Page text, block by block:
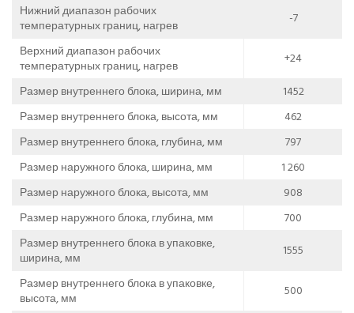
Нижний диапазон рабочих
температурных границ, нагрев
-7
Верхний диапазон рабочих
температурных границ, нагрев
+24
Размер внутреннего блока, ширина, мм
1452
Размер внутреннего блока, высота, мм
462
Размер внутреннего блока, глубина, мм
797
Размер наружного блока, ширина, мм
1 260
Размер наружного блока, высота, мм
908
Размер наружного блока, глубина, мм
700
Размер внутреннего блока в упаковке,
ширина, мм
1555
Размер внутреннего блока в упаковке,
высота, мм
500